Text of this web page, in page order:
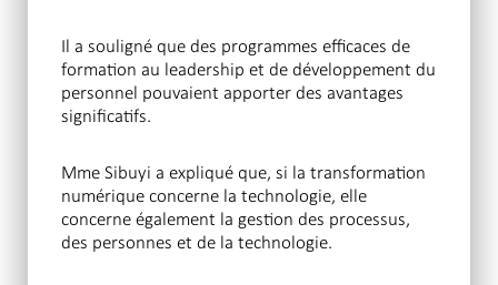
Il a souligné que des programmes efficaces de
formation au leadership et de développement du
personnel pouvaient apporter des avantages
significatifs.
Mme Sibuyi a expliqué que, si la transformation
numérique concerne la technologie, elle
concerne également la gestion des processus,
des personnes et de la technologie.